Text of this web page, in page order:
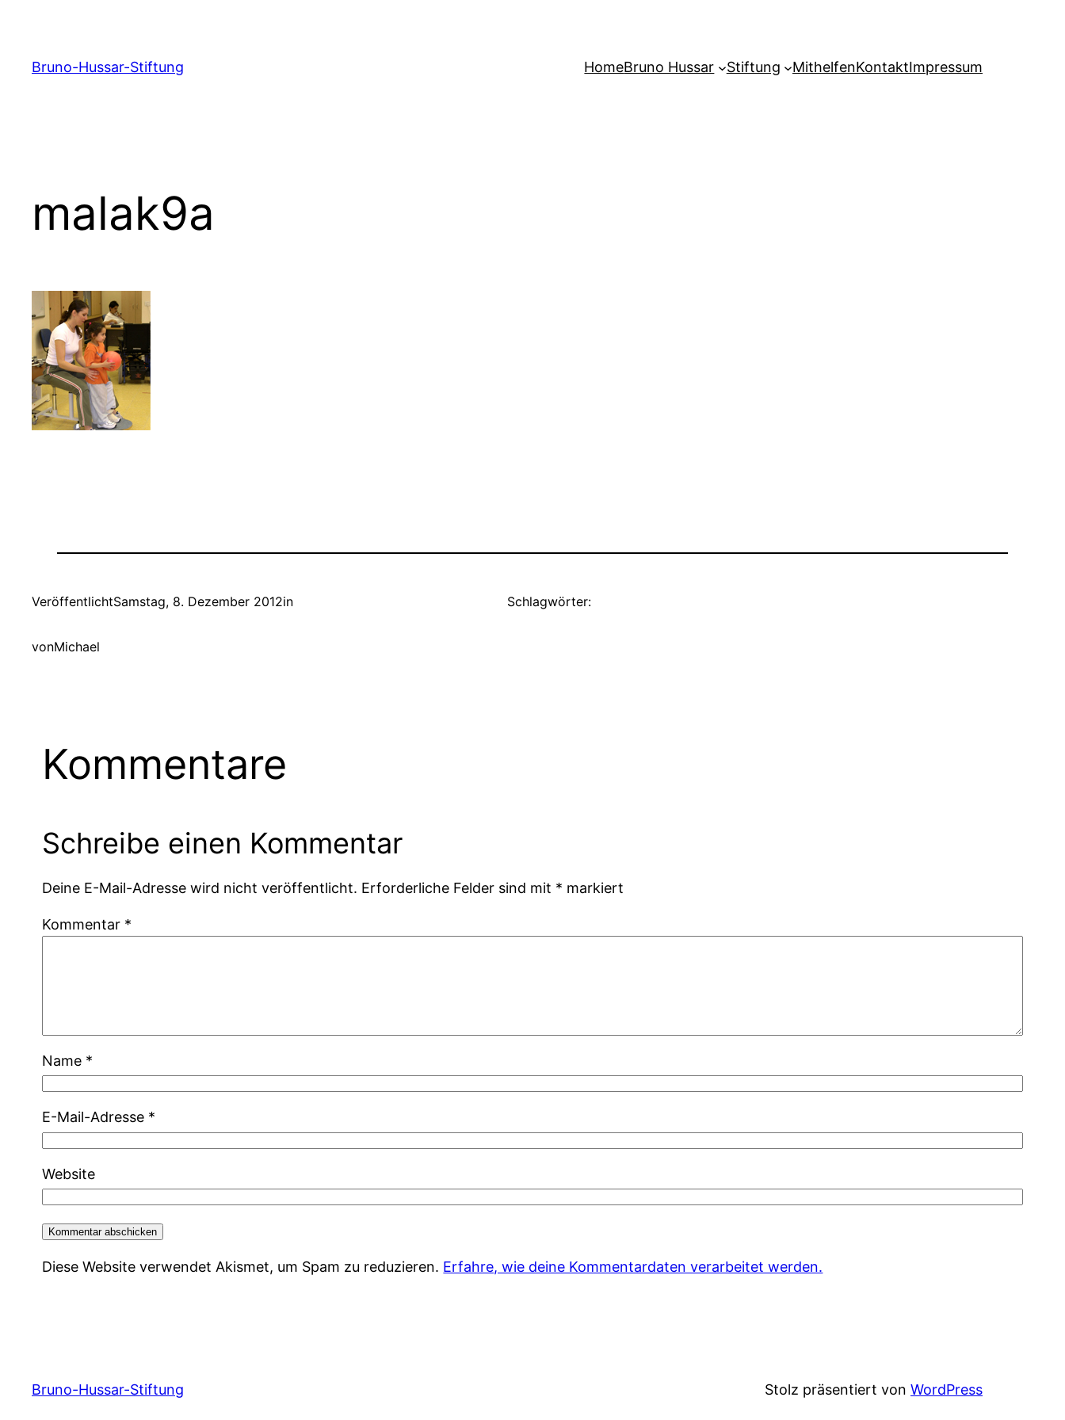
springen
Bruno-Hussar-Stiftung HomeBruno Hussar Stiftung MithelfenKontaktImpressum
malak9a
VeröffentlichtSamstag, 8. Dezember 2012in
vonMichael
Schlagwörter:
Kommentare
Schreibe einen Kommentar
Deine E-Mail-Adresse wird nicht veröffentlicht. Erforderliche Felder sind mit * markiert
Kommentar *
Name *
E-Mail-Adresse *
Website
Diese Website verwendet Akismet, um Spam zu reduzieren. Erfahre, wie deine Kommentardaten verarbeitet werden.
Bruno-Hussar-Stiftung Stolz präsentiert von WordPress